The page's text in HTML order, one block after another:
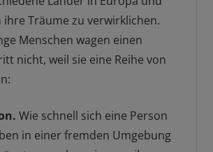
ihre Träume zu verwirklichen.
Menschen wagen einen
nicht, weil sie eine Reihe von
Wie schnell sich eine Person
in einer fremden Umgebung